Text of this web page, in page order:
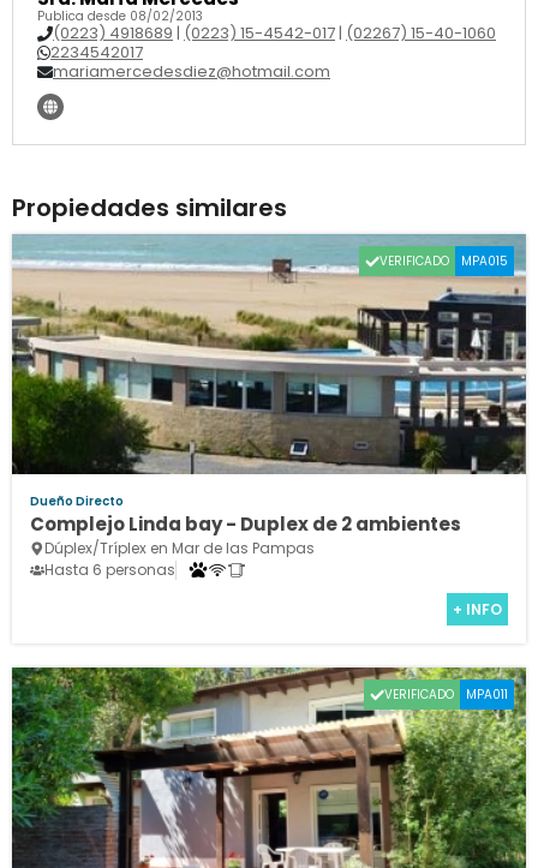
Publica desde 08/02/2013
(0223) 4918689 | (0223) 15-4542-017| (02267) 15-40-1060
2234542017
mariamercedesdiez@hotmail.com
Propiedades similares
VERIFICADO MPA015
Dueño Directo
Complejo Linda bay - Duplex de 2 ambientes
Dúplex/Tríplex en Mar de las Pampas
Hasta 6 personas
+ INFO
VERIFICADO MPA011